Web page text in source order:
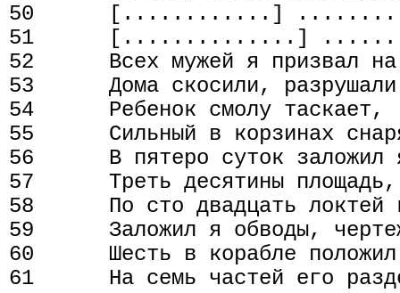
50      [............]
51      [..............]
52      Всех мужей я призвал на
53      Дома скосили,
54      Ребенок смолу таскает,
55      Сильный в корзинах
56      В пятеро суток заложил
57      Треть десятины площадь,
58      По сто двадцать локтей
59      Заложил я обводы,
60      Шесть в корабле
61      На семь частей его